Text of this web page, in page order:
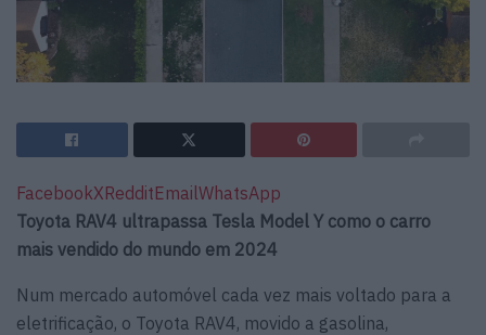
FacebookXRedditEmailWhatsApp
Toyota RAV4 ultrapassa Tesla Model Y como o carro
mais vendido do mundo em 2024
Num mercado automóvel cada vez mais voltado para a
eletrificação, o Toyota RAV4, movido a gasolina,